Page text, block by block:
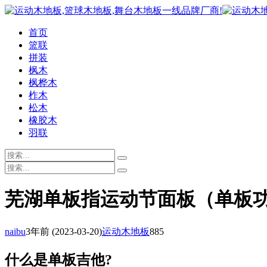
首页
篮联
拼装
枫木
枫桦木
柞木
松木
橡胶木
羽联
芜湖单板指运动节面板（单板
naibu3年前 (2023-03-20)运动木地板885
什么是单板吉他?